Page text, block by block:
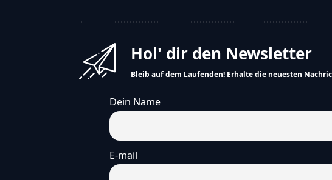
Hol' dir den Newsletter
Bleib auf dem Laufenden! Erhalte die neuesten
Dein Name
E-mail